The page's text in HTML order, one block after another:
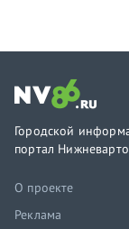
Городской
портал
О проекте
Реклама